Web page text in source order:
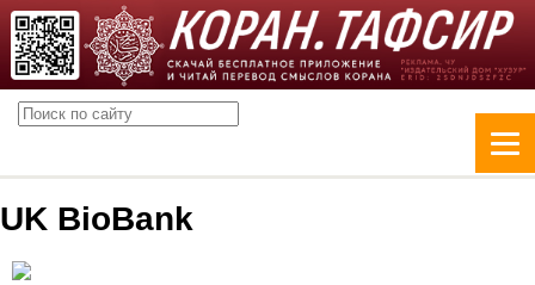
UK BioBank